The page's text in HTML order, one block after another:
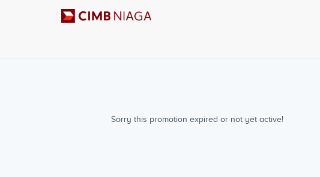
Sorry this promotion expired or not yet active!